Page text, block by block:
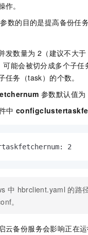
作。
数的目的是提高备份任
发数量为 2（建议不大于
能会被切分成多个子任
任务（task）的个数。
参数默认值为
中
2
中 hbrclient.yaml 的路
。
云备份服务会影响正在